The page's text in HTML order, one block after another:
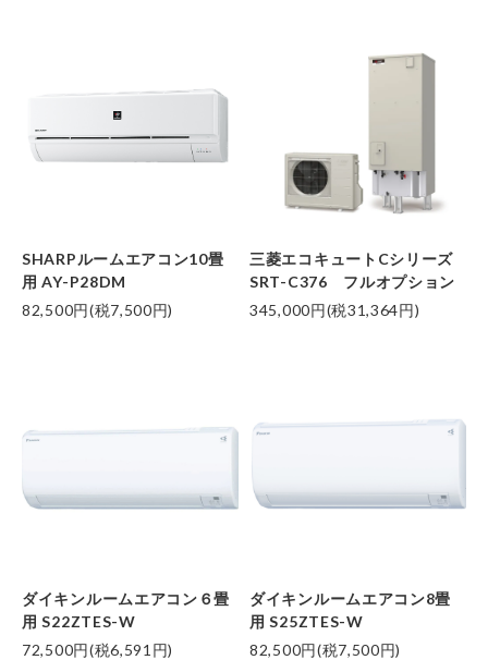
SHARPルームエアコン10畳
用 AY-P28DM
82,500円(税7,500円)
三菱エコキュートCシリーズ
SRT-C376 フルオプション
345,000円(税31,364円)
ダイキンルームエアコン６畳
用 S22ZTES-W
72,500円(税6,591円)
ダイキンルームエアコン8畳
用 S25ZTES-W
82,500円(税7,500円)